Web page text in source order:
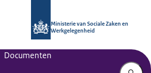
Ministerie van Sociale Zaken en
Werkgelegenheid
Documenten